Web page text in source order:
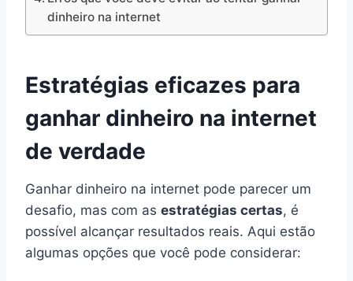
dinheiro na internet
Estratégias eficazes para
ganhar dinheiro na internet
de verdade
Ganhar dinheiro na internet pode parecer um
desafio, mas com as estratégias certas, é
possível alcançar resultados reais. Aqui estão
algumas opções que você pode considerar: